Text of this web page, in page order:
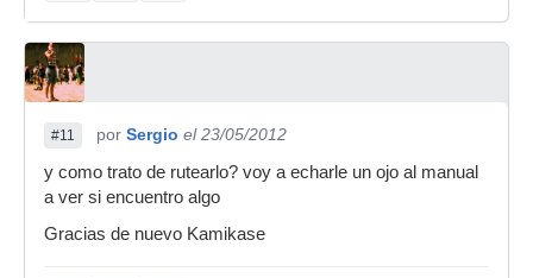
#11 por Sergio el 23/05/2012
y como trato de rutearlo? voy a echarle un ojo al manual
a ver si encuentro algo
Gracias de nuevo Kamikase